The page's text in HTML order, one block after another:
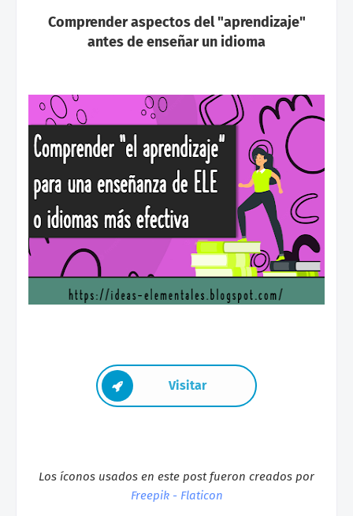
Comprender aspectos del "aprendizaje"
antes de enseñar un idioma
Visitar
Los íconos usados en este post fueron creados por
Freepik - Flaticon